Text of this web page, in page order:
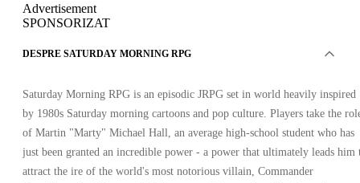
Advertisement
SPONSORIZAT
DESPRE SATURDAY MORNING RPG
Saturday Morning RPG is an episodic JRPG set in world heavily inspired
by 1980s Saturday morning cartoons and pop culture. Players take the
of Martin "Marty" Michael Hall, an average high-school student who has
just been granted an incredible power - a power that ultimately leads him
attract the ire of the world's most notorious villain, Commander